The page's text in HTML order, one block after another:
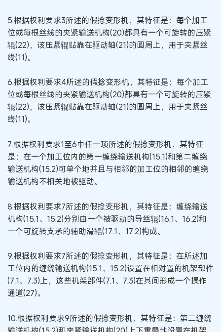
5.根据权利要求3所述的假捻变形机，其特征是：每个加工
位或每根丝线的夹紧输送机构(20)都具有一个可旋转的压紧
辊(22)，该压紧辊贴靠在驱动轴(21)的圆周上，用于夹紧丝
线(11)。
6.根据权利要求4所述的假捻变形机，其特征是：每个加工
位或每根丝线的夹紧输送机构(20)都具有一个可旋转的压紧
辊(22)，该压紧辊贴靠在驱动轴(21)的圆周上，用于夹紧丝
线(11)。
7.根据权利要求1至6中任一项所述的假捻变形机，其特征
是：在一个加工位内的第一缠绕输送机构(15.1)和第二缠绕
输送机构(15.2)可单个地并且与相邻的加工位的相邻的缠绕
输送机构不相关地被驱动。
8.根据权利要求7所述的假捻变形机，其特征是：缠绕输送
机构(15.1、15.2)分别由一个被驱动的导丝辊(16.1、16.2)和
一个可旋转支承的辅助滑辊(17.1、17.2)构成。
9.根据权利要求7所述的假捻变形机，其特征是：在所述加
工位内的缠绕输送机构(15.1、15.2)设置在相对置的机架部件
(7.1、7.3)上，这些机架部件(7.1、7.3)在其间形成一个操作
通道(27)。
10.根据权利要求9所述的假捻变形机，其特征是：第二缠绕